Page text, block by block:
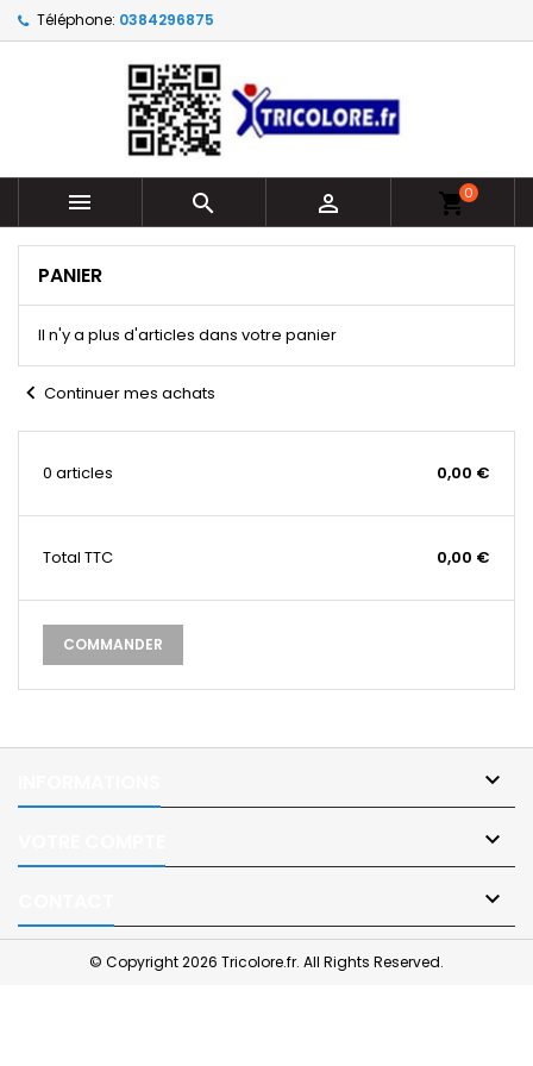
Téléphone: 0384296875
   shopping_cart0
PANIER
Il n'y a plus d'articles dans votre panier
chevron_left Continuer mes achats
0 articles 0,00 €
Total TTC 0,00 €
COMMANDER



© Copyright 2026 Tricolore.fr. All Rights Reserved.